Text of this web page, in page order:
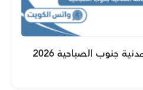
جنوب الصباحية 2026